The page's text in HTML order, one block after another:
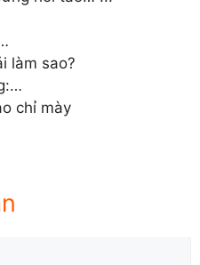
làm sao?
chỉ mày